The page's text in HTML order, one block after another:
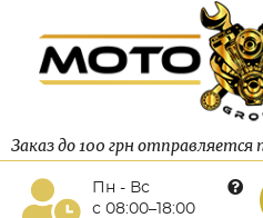
Заказ до 100 грн отправляется
Пн - Вс
с 08:00–18:00